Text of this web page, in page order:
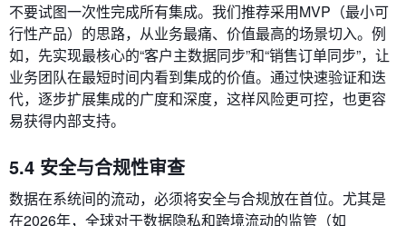
不要试图一次性完成所有集成。我们推荐采用MVP（最小可
行性产品）的思路，从业务最痛、价值最高的场景切入。例
如，先实现最核心的“客户主数据同步”和“销售订单同步”，让
业务团队在最短时间内看到集成的价值。通过快速验证和迭
代，逐步扩展集成的广度和深度，这样风险更可控，也更容
易获得内部支持。
5.4 安全与合规性审查
数据在系统间的流动，必须将安全与合规放在首位。尤其是
在2026年，全球对于数据隐私和跨境流动的监管（如